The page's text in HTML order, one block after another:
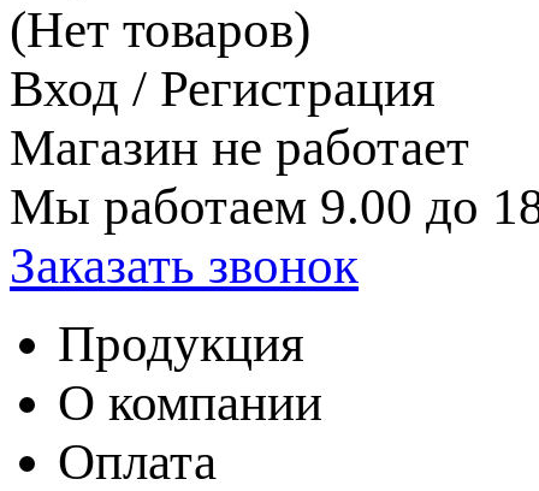
(Нет товаров)
Вход / Регистрация
Магазин не работает
Мы работаем 9.00 до
Заказать звонок
Продукция
О компании
Оплата